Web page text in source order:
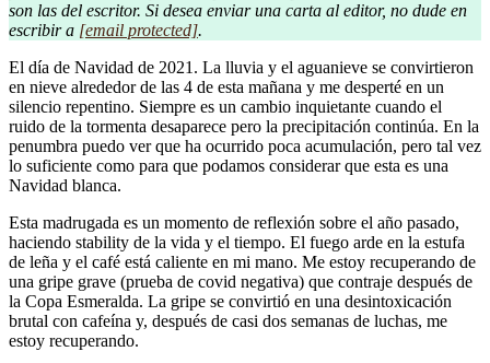
son las del escritor. Si desea enviar una carta al editor, no dude en
escribir a [email protected].
El día de Navidad de 2021. La lluvia y el aguanieve se convirtieron
en nieve alrededor de las 4 de esta mañana y me desperté en un
silencio repentino. Siempre es un cambio inquietante cuando el
ruido de la tormenta desaparece pero la precipitación continúa. En la
penumbra puedo ver que ha ocurrido poca acumulación, pero tal vez
lo suficiente como para que podamos considerar que esta es una
Navidad blanca.
Esta madrugada es un momento de reflexión sobre el año pasado,
haciendo stability de la vida y el tiempo. El fuego arde en la estufa
de leña y el café está caliente en mi mano. Me estoy recuperando de
una gripe grave (prueba de covid negativa) que contraje después de
la Copa Esmeralda. La gripe se convirtió en una desintoxicación
brutal con cafeína y, después de casi dos semanas de luchas, me
estoy recuperando.